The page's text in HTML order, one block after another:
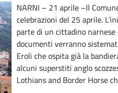
NARNI – 21 aprile –Il
celebrazioni del 25 aprile.
parte di un cittadino
documenti verranno
Eroli che ospita già la
alcuni superstiti anglo
Lothians and Border Horse